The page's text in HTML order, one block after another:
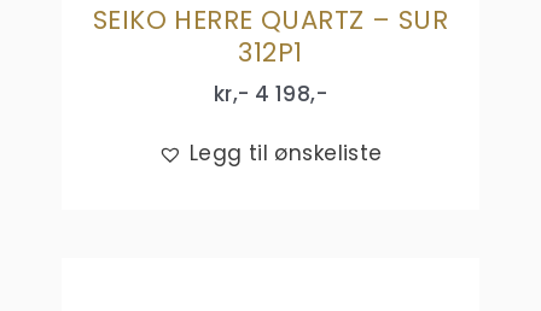
SEIKO HERRE QUARTZ – SUR
312P1
kr,- 4 198,-
Legg til ønskeliste